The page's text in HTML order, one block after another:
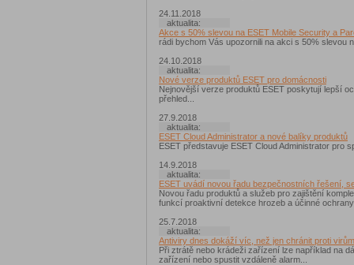
24.11.2018
aktualita:
Akce s 50% slevou na ESET Mobile Security a
rádi bychom Vás upozornili na akci s 50% slevou
24.10.2018
aktualita:
Nové verze produktů ESET pro domácnosti
Nejnovější verze produktů ESET poskytují lepší
přehled...
27.9.2018
aktualita:
ESET Cloud Administrator a nové balíky produktů
ESET představuje ESET Cloud Administrator pro
14.9.2018
aktualita:
ESET uvádí novou řadu bezpečnostních řešení,
Novou řadu produktů a služeb pro zajištění
funkcí proaktivní detekce hrozeb a účinné
25.7.2018
aktualita:
Antiviry dnes dokáží víc, než jen chránit proti virům
Při ztrátě nebo krádeži zařízení lze například na
zařízení nebo spustit vzdáleně alarm...